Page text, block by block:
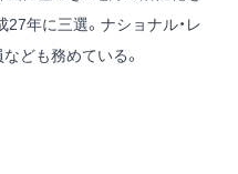
年に三選。ナショナル・レ
ども務めている。